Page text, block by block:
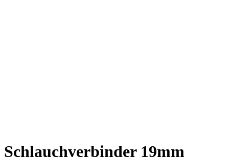
Schlauchverbinder 19mm